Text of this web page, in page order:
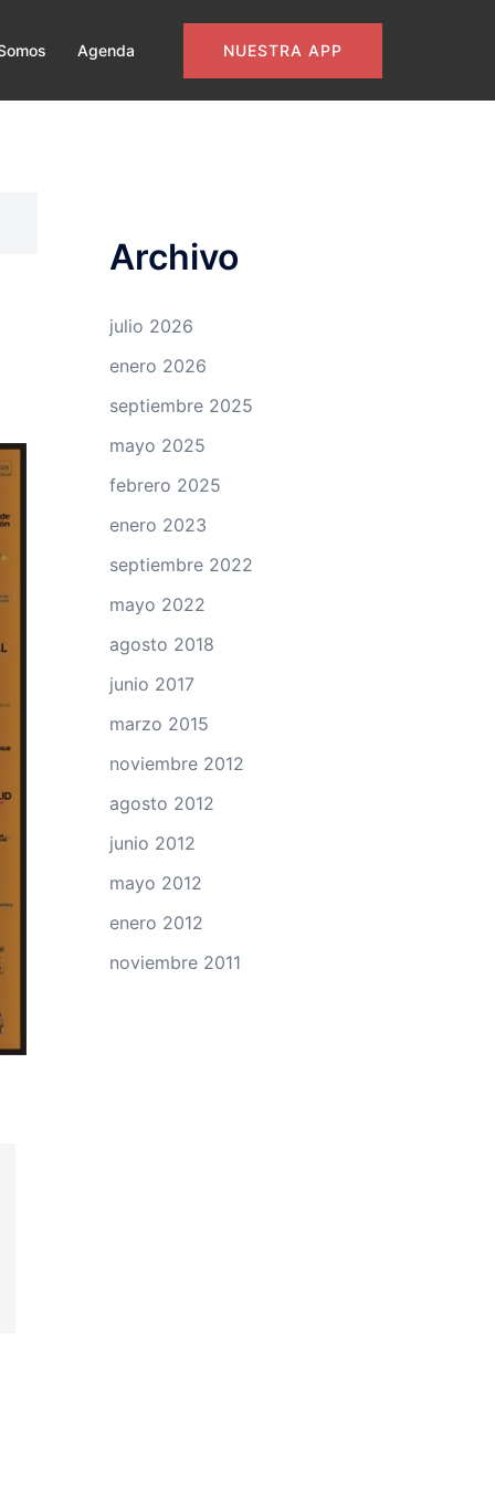
Agenda NUESTRA APP
Archivo
julio 2026
enero 2026
septiembre 2025
mayo 2025
febrero 2025
enero 2023
septiembre 2022
mayo 2022
agosto 2018
junio 2017
marzo 2015
noviembre 2012
agosto 2012
junio 2012
mayo 2012
enero 2012
noviembre 2011